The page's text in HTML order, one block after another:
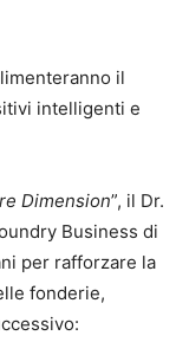
il
intelligenti e
Dimension”, il Dr.
Business di
per rafforzare la
fonderie,